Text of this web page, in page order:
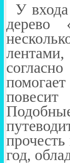
У
дерево
лентами,
год,